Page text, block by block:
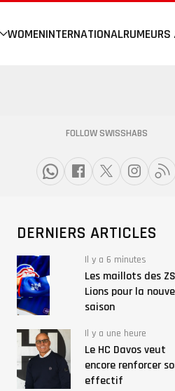
WOMENINTERNATIONAL
FOLLOW SWISSHABS
DERNIERS ARTICLES
Il y a 6 minutes
Les maillots des
Lions pour la
saison
Il y a une heure
Le HC Davos veut
encore renforcer
effectif